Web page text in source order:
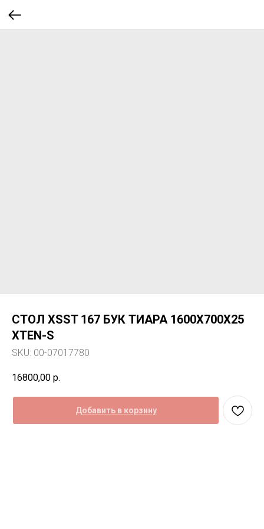
СТОЛ XSST 167 БУК ТИАРА 1600Х700Х25
XTEN-S
SKU: 00-07017780
16800,00 р.
Добавить в корзину